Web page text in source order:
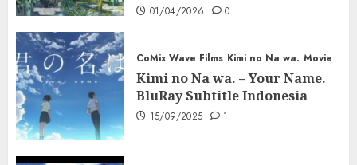
01/04/2026 0
CoMix Wave Films Kimi no Na wa. Movie
Kimi no Na wa. – Your Name.
BluRay Subtitle Indonesia
15/09/2025 1